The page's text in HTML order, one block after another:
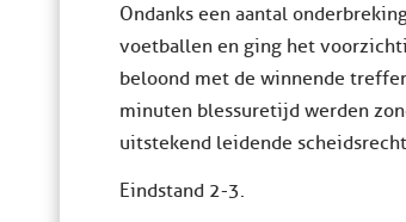
Ondanks een aantal
voetballen en ging het
beloond met de winnende
minuten blessuretijd werden
uitstekend leidende
Eindstand 2-3.